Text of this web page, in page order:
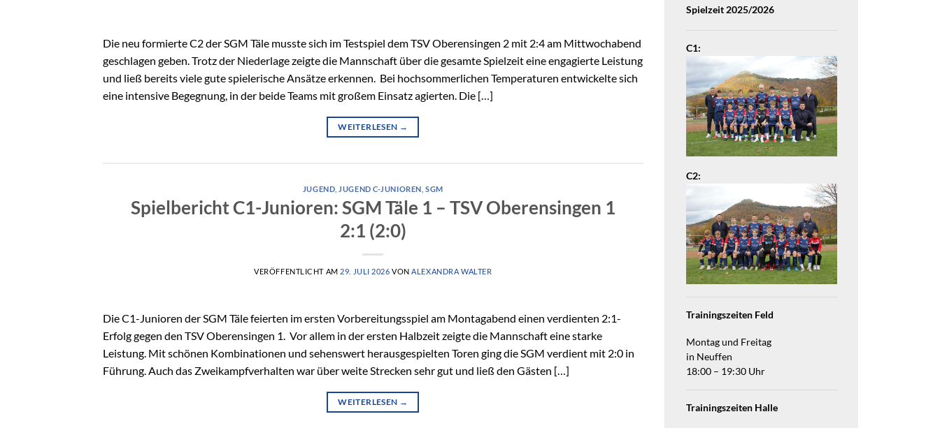
Die neu formierte C2 der SGM Täle musste sich im Testspiel dem TSV Oberensingen 2 mit 2:4 am Mittwochabend
geschlagen geben. Trotz der Niederlage zeigte die Mannschaft über die gesamte Spielzeit eine engagierte Leistung
und ließ bereits viele gute spielerische Ansätze erkennen. Bei hochsommerlichen Temperaturen entwickelte sich
eine intensive Begegnung, in der beide Teams mit großem Einsatz agierten. Die […]
WEITERLESEN →
JUGEND JUGEND C-JUNIOREN SGM
Spielbericht C1-Junioren: SGM Täle 1 – TSV Oberensingen 1
2:1 (2:0)
VERÖFFENTLICHT AM 29. JULI 2026 VONALEXANDRA WALTER
Die C1-Junioren der SGM Täle feierten im ersten Vorbereitungsspiel am Montagabend einen verdienten 2:1-
Erfolg gegen den TSV Oberensingen 1. Vor allem in der ersten Halbzeit zeigte die Mannschaft eine starke
Leistung. Mit schönen Kombinationen und sehenswert herausgespielten Toren ging die SGM verdient mit 2:0 in
Führung. Auch das Zweikampfverhalten war über weite Strecken sehr gut und ließ den Gästen […]
WEITERLESEN →
Spielzeit 2025/2026
C1:
C2:
Trainingszeiten Feld
Montag und Freitag
in Neuffen
18:00 – 19:30 Uhr
Trainingszeiten Halle